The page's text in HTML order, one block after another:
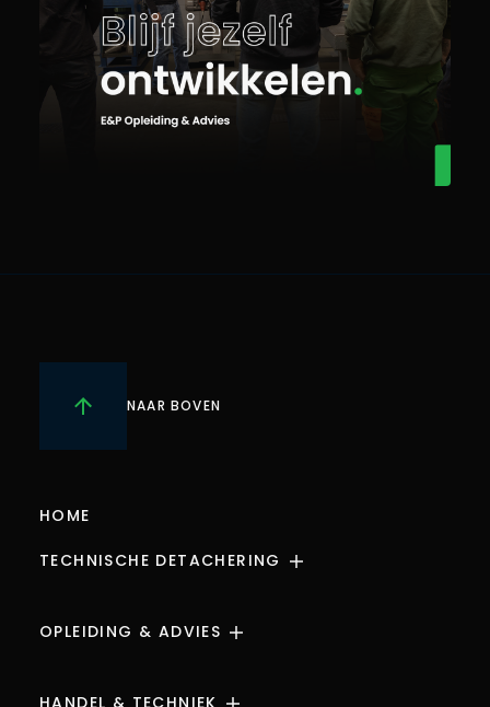
NAAR BOVEN
HOME
TECHNISCHE DETACHERING
WERKNEMER
OPLEIDING & ADVIES
HANDEL & TECHNIEK